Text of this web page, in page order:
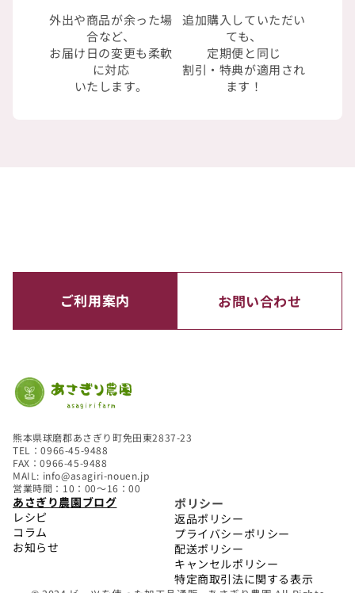
外出や商品が余った場
合など、
お届け日の変更も柔軟
に対応
いたします。
追加購入していただい
ても、
定期便と同じ
割引・特典が適用され
ます！
ご利用案内 お問い合わせ
熊本県球磨郡あさぎり町免田東2837-23
TEL：0966-45-9488
FAX：0966-45-9488
MAIL: info@asagiri-nouen.jp
営業時間：10：00～16：00
あさぎり農園ブログ
レシピ
コラム
お知らせ
ポリシー
返品ポリシー
プライバシーポリシー
配送ポリシー
キャンセルポリシー
特定商取引法に関する表示